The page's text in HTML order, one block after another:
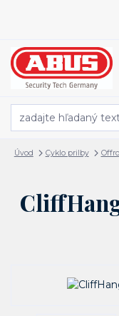
Úvod Cyklo prilby